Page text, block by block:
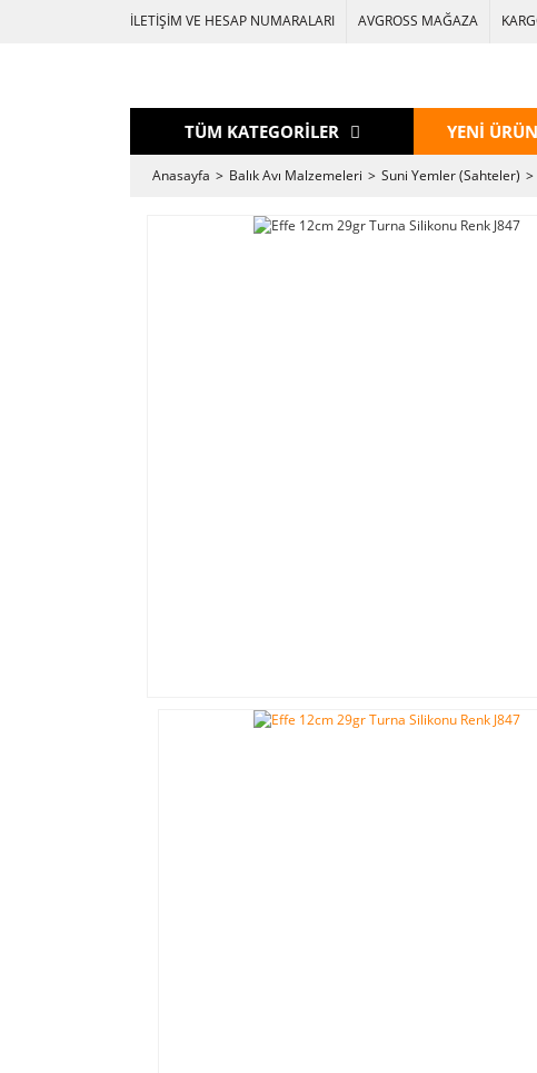
İLETİŞİM VE HESAP NUMARALARI AVGROSS MAĞAZA
TÜM KATEGORİLER YENİ
Anasayfa Balık Avı Malzemeleri Suni Yemler (Sahteler)